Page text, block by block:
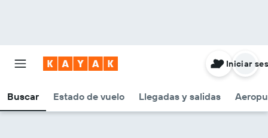
Buscar Estado de vuelo Llegadas y salidas
Iniciar